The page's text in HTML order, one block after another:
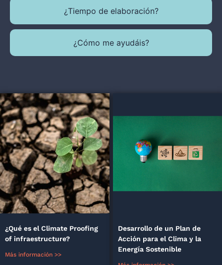
¿Tiempo de elaboración?
¿Cómo me ayudáis?
¿Qué es el Climate Proofing
of infraestructure?
Más información >>
Desarrollo de un Plan de
Acción para el Clima y la
Energía Sostenible